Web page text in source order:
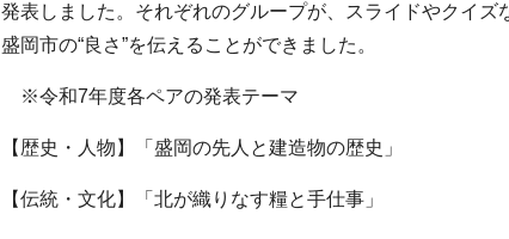
発表しました。それぞれのグループが、スライドやクイズ
盛岡市の“良さ”を伝えることができました。
※令和7年度各ペアの発表テーマ
【歴史・人物】「盛岡の先人と建造物の歴史」
【伝統・文化】「北が織りなす糧と手仕事」